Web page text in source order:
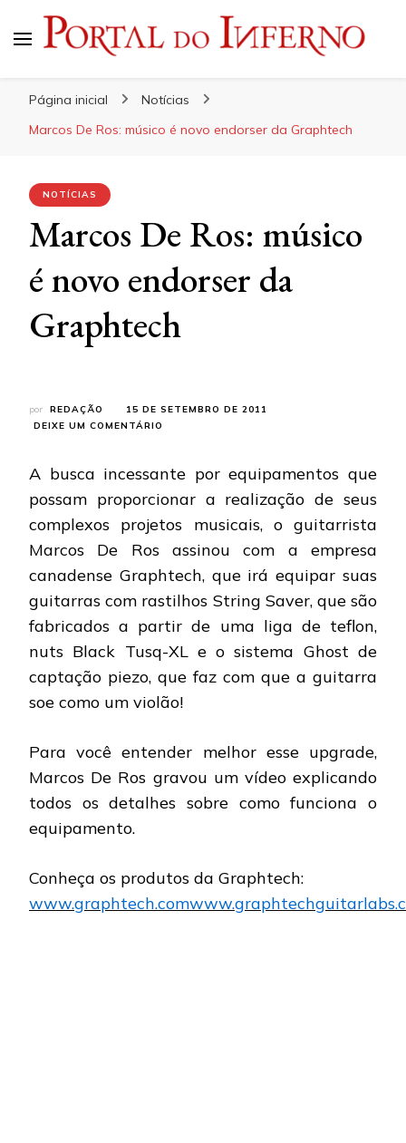
Página inicial
Notícias
Marcos De Ros: músico é novo endorser da Graphtech
NOTÍCIAS
Marcos De Ros: músico
é novo endorser da
Graphtech
por REDAÇÃO
15 DE SETEMBRO DE 2011
DEIXE UM COMENTÁRIO
ROS:
É
NOVO
DA
GRAPHTECH
A busca incessante por equipamentos que
possam proporcionar a realização de seus
complexos projetos musicais, o guitarrista
Marcos De Ros assinou com a empresa
canadense Graphtech, que irá equipar suas
guitarras com rastilhos String Saver, que são
fabricados a partir de uma liga de teflon,
nuts Black Tusq-XL e o sistema Ghost de
captação piezo, que faz com que a guitarra
soe como um violão!
Para você entender melhor esse upgrade,
Marcos De Ros gravou um vídeo explicando
todos os detalhes sobre como funciona o
equipamento.
Conheça os produtos da Graphtech: